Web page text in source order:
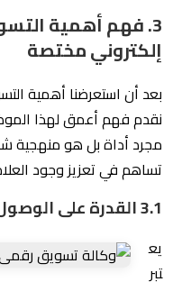
3. فهم أهمية
إلكتروني مختصة
بعد أن استعرضنا أهمية
نقدم فهم أعمق لهذا
مجرد أداة بل هو منهجية
تساهم في تعزيز وجود
3.1 القدرة على الوصول إلى الجمهور المستهدف
يع
تبر